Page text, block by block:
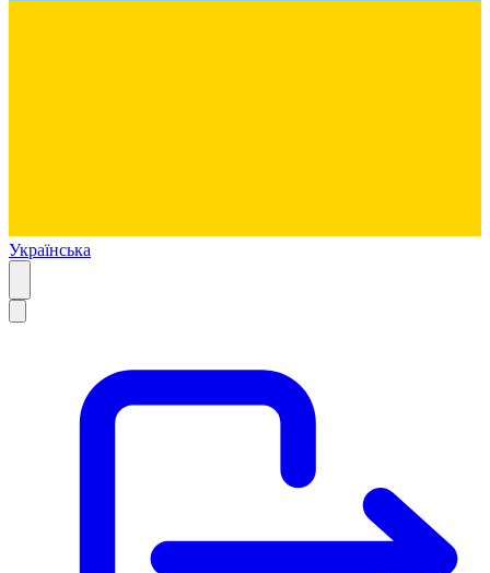
Українська